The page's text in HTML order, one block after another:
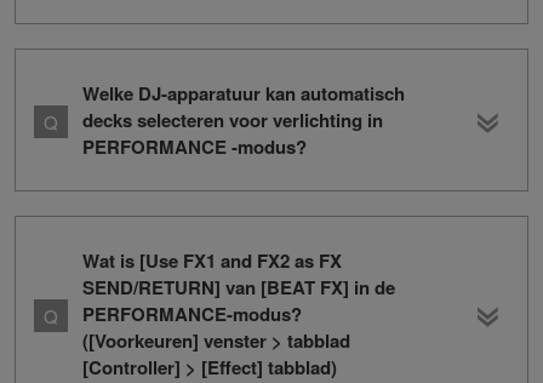
Welke DJ-apparatuur kan automatisch
decks selecteren voor verlichting in
PERFORMANCE -modus?
Wat is [Use FX1 and FX2 as FX
SEND/RETURN] van [BEAT FX] in de
PERFORMANCE-modus?
([Voorkeuren] venster > tabblad
[Controller] > [Effect] tabblad)